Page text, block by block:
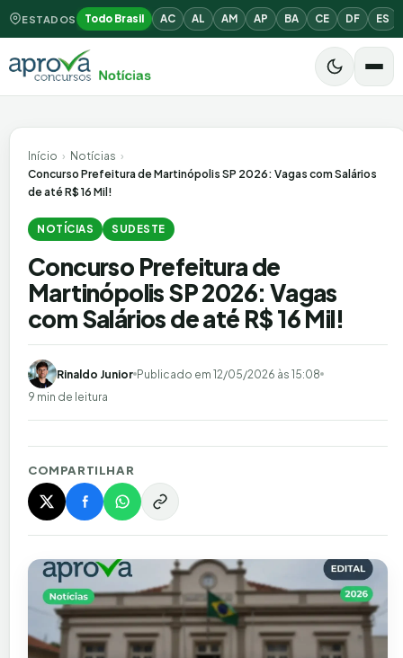
ESTADOS Todo Brasil AC AL AM AP BA CE DF ES
Início › Notícias ›
Concurso Prefeitura de Martinópolis SP 2026: Vagas com Salários
de até R$ 16 Mil!
NOTÍCIAS SUDESTE
Concurso Prefeitura de
Martinópolis SP 2026: Vagas
com Salários de até R$ 16 Mil!
Rinaldo Junior Publicado em 12/05/2026 às 15:08
9 min de leitura
COMPARTILHAR